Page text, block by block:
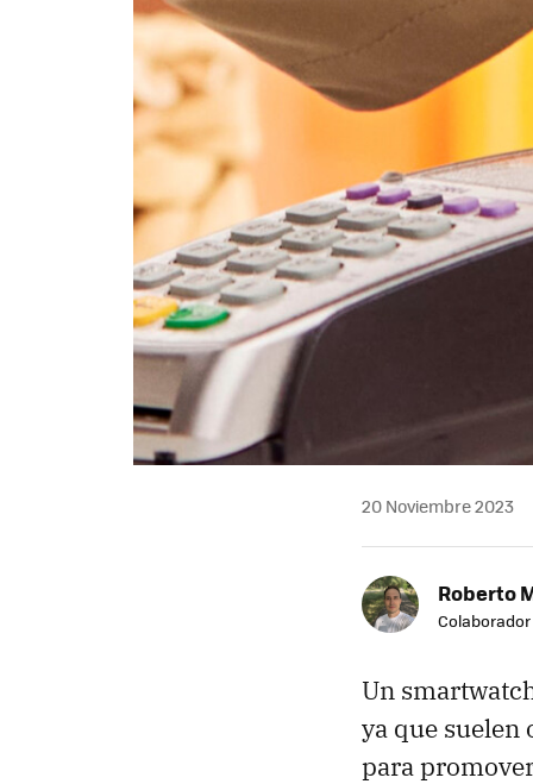
20 Noviembre 2023
Roberto
Colaborador
Un
ya que
para